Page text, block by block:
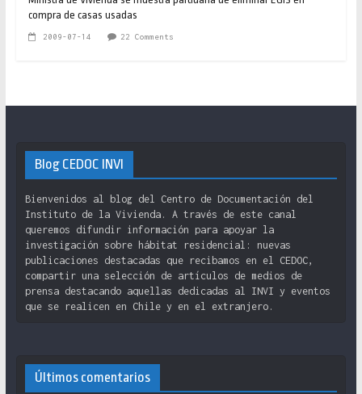
compra de casas usadas
2009-07-14 22 Comments
Blog CEDOC INVI
Bienvenidos al blog del Centro de Documentación del
Instituto de la Vivienda. A través de este canal
queremos difundir información para apoyar la
investigación sobre hábitat residencial: nuevas
publicaciones destacadas que recibamos en el CEDOC,
compartir una selección de artículos de medios de
prensa destacando aquellas dedicadas al INVI y eventos
que se realicen en Chile y en el extranjero.
Últimos comentarios